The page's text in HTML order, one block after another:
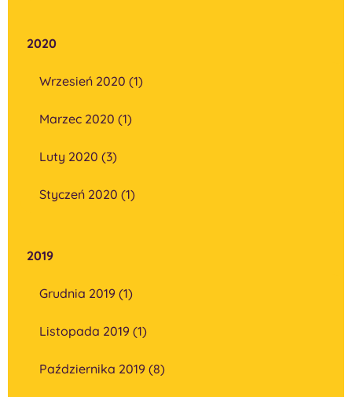
2020
Wrzesień 2020 (1)
Marzec 2020 (1)
Luty 2020 (3)
Styczeń 2020 (1)
2019
Grudnia 2019 (1)
Listopada 2019 (1)
Października 2019 (8)